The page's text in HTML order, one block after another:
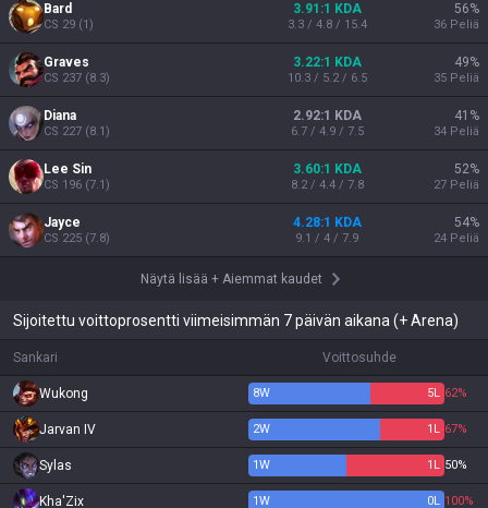
Bard
CS 29 (1)
3.91:1 KDA
3.3 / 4.8 / 15.4
56%
36 Peliä
Graves
CS 237 (8.3)
3.22:1 KDA
10.3 / 5.2 / 6.5
49%
35 Peliä
Diana
CS 227 (8.1)
2.92:1 KDA
6.7 / 4.9 / 7.5
41 %
34 Peliä
Lee Sin
CS 196 (7.1)
3.60:1 KDA
8.2 / 4.4 / 7.8
52%
27 Peliä
Jayce
CS 225 (7.8)
4.28:1 KDA
9.1 / 4 / 7.9
54%
24 Peliä
Näytä lisää + Aiemmat kaudet
Sijoitettu voittoprosentti viimeisimmän 7 päivän aikana (+ Arena)
Sankari Voittosuhde
Wukong 8W 5L 62%
Jarvan IV 2W 1 L 67%
Sylas 1W 1 L 50%
Kha'Zix 1W 0L 100%